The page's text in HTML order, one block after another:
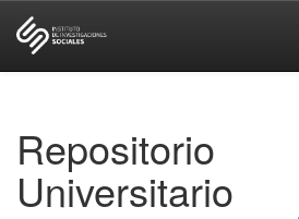
Repositorio
Universitario